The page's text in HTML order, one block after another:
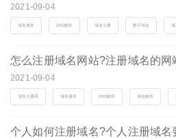
2021-09-04
域名服务 DNS解析 域名注册 数字域名 域
怎么注册域名网站?注册域名的网
2021-09-04
域名注册商 域名服务 DNS解析 域名解析
个人如何注册域名?个人注册域名